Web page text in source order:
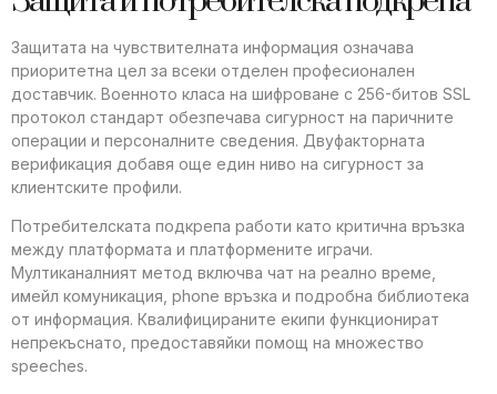
Защитата на чувствителната информация означава
приоритетна цел за всеки отделен професионален
доставчик. Военното класа на шифроване с 256-битов SSL
протокол стандарт обезпечава сигурност на паричните
операции и персоналните сведения. Двуфакторната
верификация добавя още един ниво на сигурност за
клиентските профили.
Потребителската подкрепа работи като критична връзка
между платформата и платформените играчи.
Мултиканалният метод включва чат на реално време,
имейл комуникация, phone връзка и подробна библиотека
от информация. Квалифицираните екипи функционират
непрекъснато, предоставяйки помощ на множество
speeches.